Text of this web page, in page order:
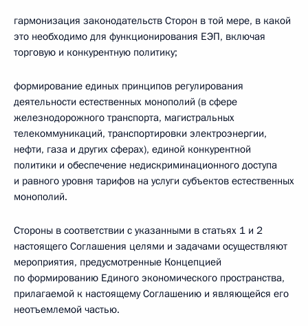
гармонизация законодательств Сторон в той мере, в какой
это необходимо для функционирования ЕЭП, включая
торговую и конкурентную политику;
формирование единых принципов регулирования
деятельности естественных монополий (в сфере
железнодорожного транспорта, магистральных
телекоммуникаций, транспортировки электроэнергии,
нефти, газа и других сферах), единой конкурентной
политики и обеспечение недискриминационного доступа
и равного уровня тарифов на услуги субъектов естественных
монополий.
Стороны в соответствии с указанными в статьях 1 и 2
настоящего Соглашения целями и задачами осуществляют
мероприятия, предусмотренные Концепцией
по формированию Единого экономического пространства,
прилагаемой к настоящему Соглашению и являющейся его
неотъемлемой частью.